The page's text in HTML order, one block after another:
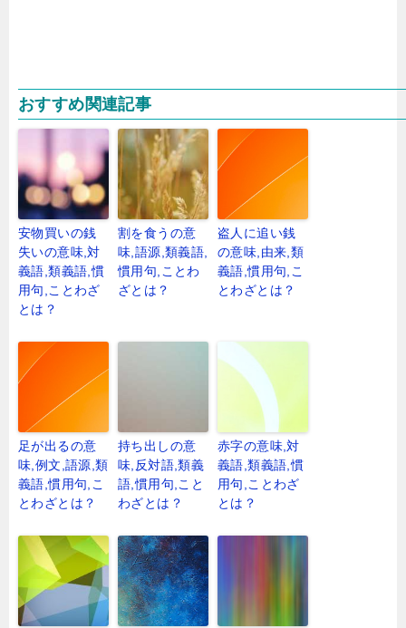
おすすめ関連記事
安物買いの銭
失いの意味,対
義語,類義語,慣
用句,ことわざ
とは？
割を食うの意
味,語源,類義語,
慣用句,ことわ
ざとは？
盗人に追い銭
の意味,由来,類
義語,慣用句,こ
とわざとは？
足が出るの意
味,例文,語源,類
義語,慣用句,こ
とわざとは？
持ち出しの意
味,反対語,類義
語,慣用句,こと
わざとは？
赤字の意味,対
義語,類義語,慣
用句,ことわざ
とは？